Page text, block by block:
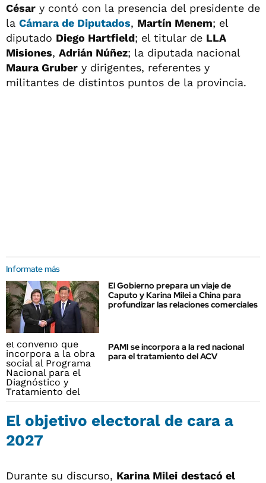
César y contó con la presencia del presidente de
la Cámara de Diputados, Martín Menem; el
diputado Diego Hartfield; el titular de LLA
Misiones, Adrián Núñez; la diputada nacional
Maura Gruber y dirigentes, referentes y
militantes de distintos puntos de la provincia.
Informate más
El Gobierno prepara un viaje de
Caputo y Karina Milei a China para
profundizar las relaciones comerciales
PAMI se incorpora a la red nacional
para el tratamiento del ACV
El objetivo electoral de cara a
2027
Durante su discurso, Karina Milei destacó el